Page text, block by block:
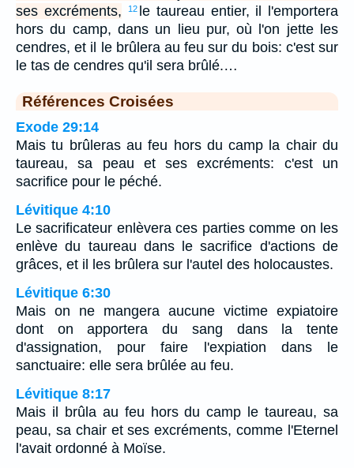
ses excréments,
12 le taureau entier, il l'emportera
hors du camp, dans un lieu pur, où l'on jette les
cendres, et il le brûlera au feu sur du bois: c'est sur
le tas de cendres qu'il sera brûlé.…
Références Croisées
Exode 29:14
Mais tu brûleras au feu hors du camp la chair du
taureau, sa peau et ses excréments: c'est un
sacrifice pour le péché.
Lévitique 4:10
Le sacrificateur enlèvera ces parties comme on les
enlève du taureau dans le sacrifice d'actions de
grâces, et il les brûlera sur l'autel des holocaustes.
Lévitique 6:30
Mais on ne mangera aucune victime expiatoire
dont on apportera du sang dans la tente
d'assignation, pour faire l'expiation dans le
sanctuaire: elle sera brûlée au feu.
Lévitique 8:17
Mais il brûla au feu hors du camp le taureau, sa
peau, sa chair et ses excréments, comme l'Eternel
l'avait ordonné à Moïse.